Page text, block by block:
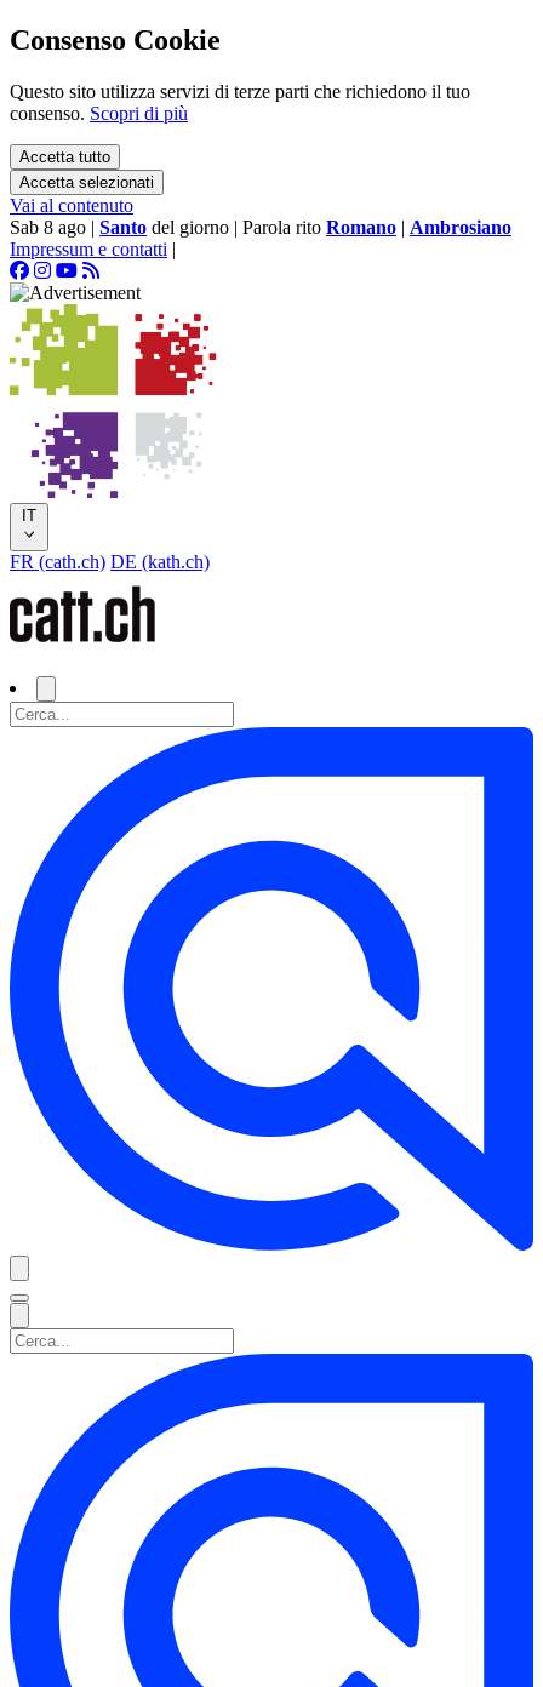
Consenso Cookie
Questo sito utilizza servizi di terze parti che richiedono il tuo
consenso. Scopri di più
Accetta tutto
Accetta selezionati
Vai al contenuto
Sab 8 ago | Santo del giorno | Parola rito Romano | Ambrosiano
Impressum e contatti |
IT
FR (cath.ch) DE (kath.ch)